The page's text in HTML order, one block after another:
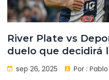
River Plate vs
duelo que decidirá
Zona B
sep 26, 2025 Por :